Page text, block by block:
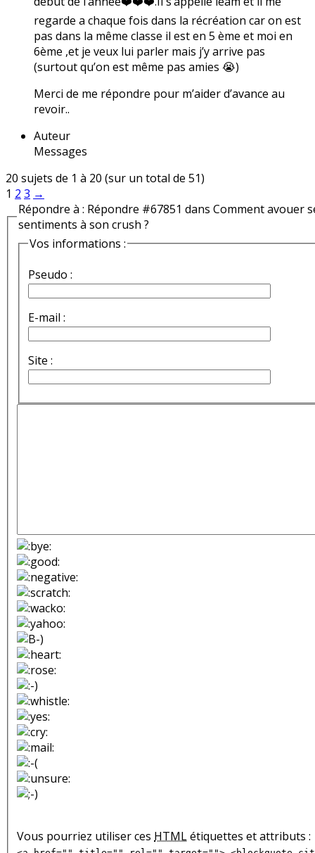
regarde a chaque fois dans la récréation car on est
pas dans la même classe il est en 5 ème et moi en
6ème ,et je veux lui parler mais j’y arrive pas
(surtout qu’on est même pas amies 😭)
Merci de me répondre pour m’aider d’avance au
revoir..
Auteur
Messages
20 sujets de 1 à 20 (sur un total de 51)
1 2 3 →
Répondre à : Répondre #67851 dans Comment avouer
sentiments à son crush ?
Vos informations :
Pseudo :
E-mail :
Site :
Vous pourriez utiliser ces HTMLétiquettes et attributs :